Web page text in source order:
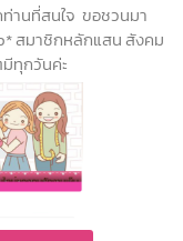
านที่สนใจ ขอชวนมา
สมาชิกหลักแสน สังคม
ทุกวันค่ะ